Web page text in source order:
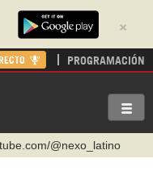
×
PROGRAMACIÓN
@nexo_latino